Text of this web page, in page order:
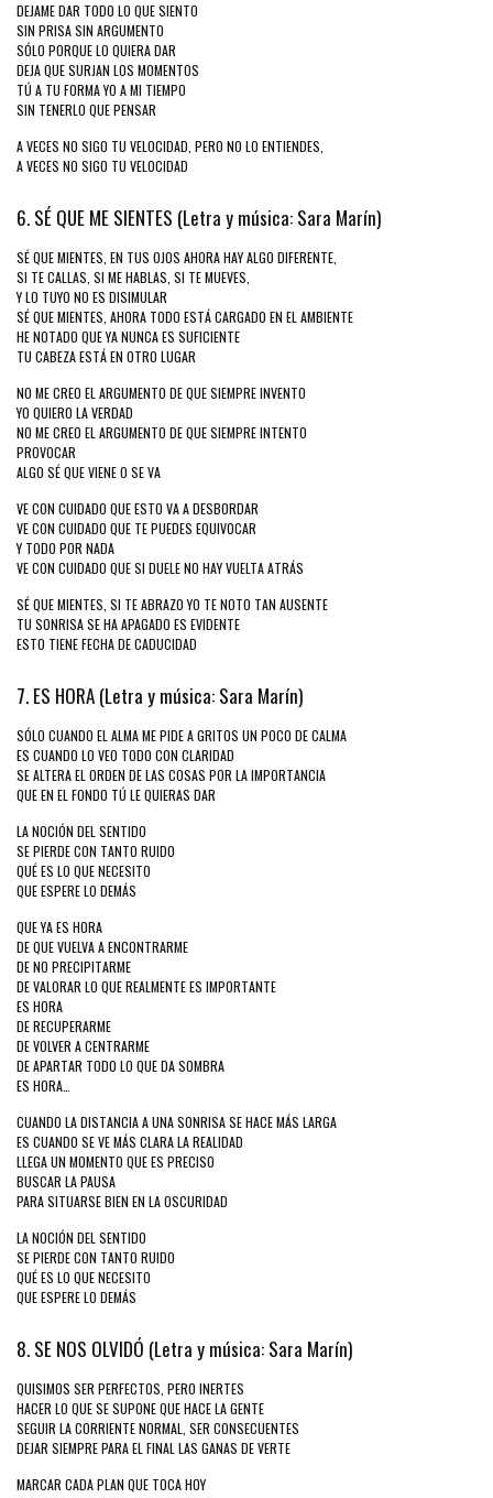
DEJAME DAR TODO LO QUE SIENTO
SIN PRISA SIN ARGUMENTO
SÓLO PORQUE LO QUIERA DAR
DEJA QUE SURJAN LOS MOMENTOS
TÚ A TU FORMA YO A MI TIEMPO
SIN TENERLO QUE PENSAR
A VECES NO SIGO TU VELOCIDAD, PERO NO LO ENTIENDES,
A VECES NO SIGO TU VELOCIDAD
6. SÉ QUE ME SIENTES (Letra y música: Sara Marín)
SÉ QUE MIENTES, EN TUS OJOS AHORA HAY ALGO DIFERENTE,
SI TE CALLAS, SI ME HABLAS, SI TE MUEVES,
Y LO TUYO NO ES DISIMULAR
SÉ QUE MIENTES, AHORA TODO ESTÁ CARGADO EN EL AMBIENTE
HE NOTADO QUE YA NUNCA ES SUFICIENTE
TU CABEZA ESTÁ EN OTRO LUGAR
NO ME CREO EL ARGUMENTO DE QUE SIEMPRE INVENTO
YO QUIERO LA VERDAD
NO ME CREO EL ARGUMENTO DE QUE SIEMPRE INTENTO
PROVOCAR
ALGO SÉ QUE VIENE O SE VA
VE CON CUIDADO QUE ESTO VA A DESBORDAR
VE CON CUIDADO QUE TE PUEDES EQUIVOCAR
Y TODO POR NADA
VE CON CUIDADO QUE SI DUELE NO HAY VUELTA ATRÁS
SÉ QUE MIENTES, SI TE ABRAZO YO TE NOTO TAN AUSENTE
TU SONRISA SE HA APAGADO ES EVIDENTE
ESTO TIENE FECHA DE CADUCIDAD
7. ES HORA (Letra y música: Sara Marín)
SÓLO CUANDO EL ALMA ME PIDE A GRITOS UN POCO DE CALMA
ES CUANDO LO VEO TODO CON CLARIDAD
SE ALTERA EL ORDEN DE LAS COSAS POR LA IMPORTANCIA
QUE EN EL FONDO TÚ LE QUIERAS DAR
LA NOCIÓN DEL SENTIDO
SE PIERDE CON TANTO RUIDO
QUÉ ES LO QUE NECESITO
QUE ESPERE LO DEMÁS
QUE YA ES HORA
DE QUE VUELVA A ENCONTRARME
DE NO PRECIPITARME
DE VALORAR LO QUE REALMENTE ES IMPORTANTE
ES HORA
DE RECUPERARME
DE VOLVER A CENTRARME
DE APARTAR TODO LO QUE DA SOMBRA
ES HORA…
CUANDO LA DISTANCIA A UNA SONRISA SE HACE MÁS LARGA
ES CUANDO SE VE MÁS CLARA LA REALIDAD
LLEGA UN MOMENTO QUE ES PRECISO
BUSCAR LA PAUSA
PARA SITUARSE BIEN EN LA OSCURIDAD
LA NOCIÓN DEL SENTIDO
SE PIERDE CON TANTO RUIDO
QUÉ ES LO QUE NECESITO
QUE ESPERE LO DEMÁS
8. SE NOS OLVIDÓ (Letra y música: Sara Marín)
QUISIMOS SER PERFECTOS, PERO INERTES
HACER LO QUE SE SUPONE QUE HACE LA GENTE
SEGUIR LA CORRIENTE NORMAL, SER CONSECUENTES
DEJAR SIEMPRE PARA EL FINAL LAS GANAS DE VERTE
MARCAR CADA PLAN QUE TOCA HOY